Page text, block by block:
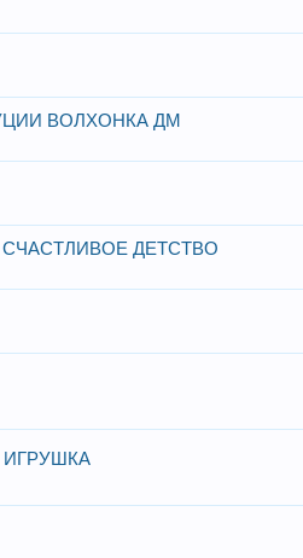
ВОЛХОНКА ДМ
ДЕТСТВО